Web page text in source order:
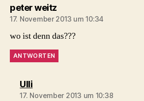
peter weitzsagt:
17. November 2013 um 10:34
wo ist denn das???
ANTWORTEN
Ullisagt:
17. November 2013 um 10:38